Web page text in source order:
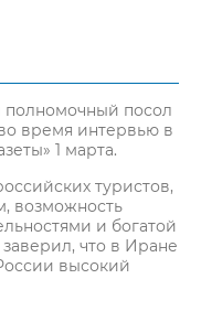
посол
время интервью в
1 марта.
туристов,
возможность
и богатой
что в Иране
высокий